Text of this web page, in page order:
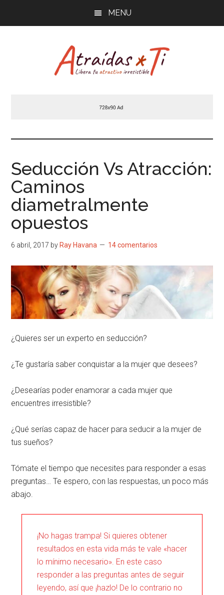
MENU
ti
Seducción Vs Atracción:
Caminos
diametralmente
opuestos
6 abril, 2017 by Ray Havana 14 comentarios
¿Quieres ser un experto en seducción?
¿Te gustaría saber conquistar a la mujer que desees?
¿Desearías poder enamorar a cada mujer que
encuentres irresistible?
¿Qué serías capaz de hacer para seducir a la mujer de
tus sueños?
Tómate el tiempo que necesites para responder a esas
preguntas… Te espero, con las respuestas, un poco más
abajo.
¡No hagas trampa! Si quieres obtener
resultados en esta vida más te vale «hacer
lo mínimo necesario». En este caso
responder a las preguntas antes de seguir
leyendo, así que ¡hazlo! De lo contrario no